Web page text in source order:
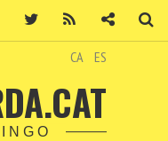
CA ES
Facebook Twitter Contacte